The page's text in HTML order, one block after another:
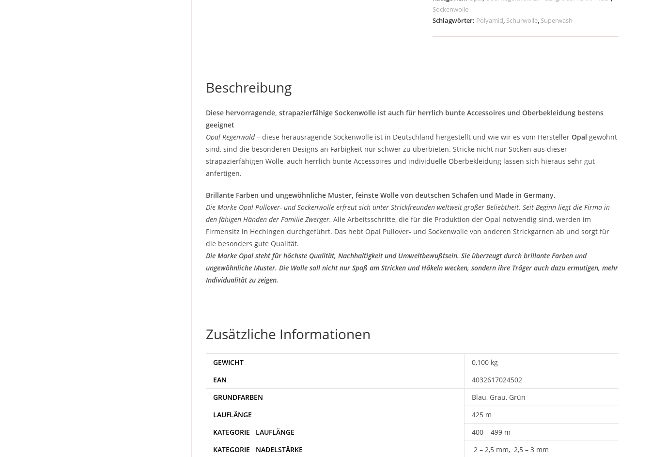
Sockenwolle
Schlagwörter: Polyamid, Schurwolle, Superwash
Beschreibung
Diese hervorragende, strapazierfähige Sockenwolle ist auch für herrlich bunte Accessoires und Oberbekleidung bestens
geeignet
Opal Regenwald– diese herausragende Sockenwolle ist in Deutschland hergestellt und wie wir es vom Hersteller Opal gewohnt
sind, sind die besonderen Designs an Farbigkeit nur schwer zu überbieten. Stricke nicht nur Socken aus dieser
strapazierfähigen Wolle, auch herrlich bunte Accessoires und individuelle Oberbekleidung lassen sich hieraus sehr gut
anfertigen.
Brillante Farben und ungewöhnliche Muster, feinste Wolle von deutschen Schafen und Made in Germany.
Die Marke Opal Pullover- und Sockenwolle erfreut sich unter Strickfreunden weltweit großer Beliebtheit. Seit Beginn liegt die Firma in
den fähigen Händen der Familie Zwerger. Alle Arbeitsschritte, die für die Produktion der Opal notwendig sind, werden im
Firmensitz in Hechingen durchgeführt. Das hebt Opal Pullover- und Sockenwolle von anderen Strickgarnen ab und sorgt für
die besonders gute Qualität.
Die Marke Opal steht für höchste Qualität, Nachhaltigkeit und Umweltbewußtsein. Sie überzeugt durch brillante Farben und
ungewöhnliche Muster. Die Wolle soll nicht nur Spaß am Stricken und Häkeln wecken, sondern ihre Träger auch dazu ermutigen, mehr
Individualität zu zeigen.
Zusätzliche Informationen
GEWICHT
0,100 kg
EAN
4032617024502
Blau, Grau, Grün
425 m
400 – 499 m
2 – 2,5 mm, 2,5 – 3 mm